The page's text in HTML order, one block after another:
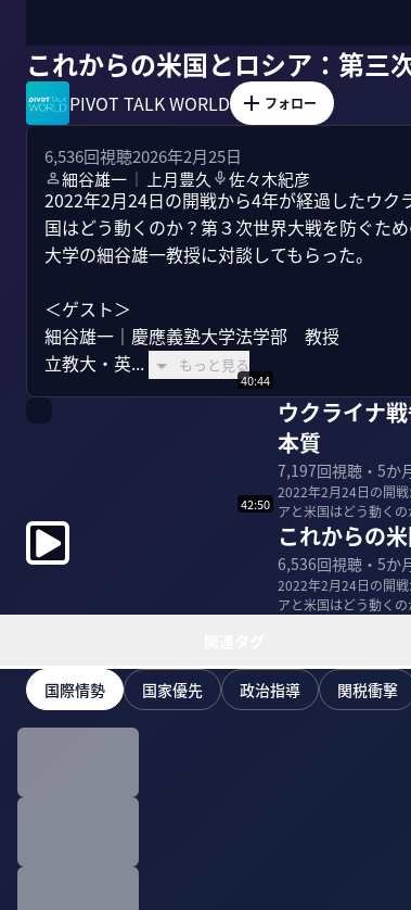
これからの米国とロシア：第三
PIVOT TALK WORLD フォロー
6,536回視聴2026年2月25日
細谷雄一 ｜ 上月豊久 佐々木紀彦
2022年2月24日の開戦から4年が経過したウ
国はどう動くのか？第３次世界大戦を防ぐた
大学の細谷雄一教授に対談してもらった。
＜ゲスト＞
細谷雄一｜慶應義塾大学法学部　教授
立教大・英...
もっと見る
40:44
ウクライナ
本質
7,197回視聴・ 5か
2022年2月24日の開
アと米国はどう動く
と、慶應義塾...
42:50
これからの
6,536回視聴・ 5か
2022年2月24日の開
アと米国はどう動く
国際情勢 国家優先 政治指導 関税衝撃